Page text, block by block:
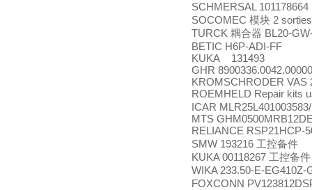
SCHMERSAL
SOCOMEC 模块 2
TURCK 耦合器 BL20-
BETIC H6P-ADI-FF
KUKA 131493
GHR
KROMSCHRODER VAS
ROEMHELD Repair kits
ICAR
MTS
RELIANCE RSP21HCP-
SMW 193216 工控备件
KUKA 00118267 工控备件
WIKA 233.50-E-
FOXCONN